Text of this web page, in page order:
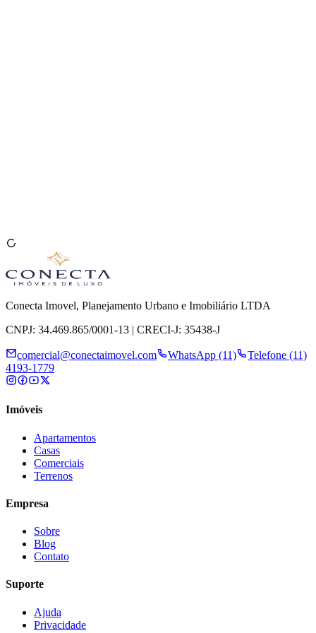
Conecta Imovel, Planejamento Urbano e Imobiliário LTDA
CNPJ: 34.469.865/0001-13 | CRECI-J: 35438-J
comercial@conectaimovel.com WhatsApp (11)
Telefone (11)
4193-1779
Imóveis
Apartamentos
Casas
Comerciais
Terrenos
Empresa
Sobre
Blog
Contato
Suporte
Ajuda
Privacidade